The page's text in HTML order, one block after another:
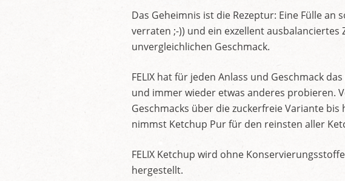
Das Geheimnis ist die Rezeptur: Eine Fülle
verraten ;-)) und ein exzellent ausbalanciertes
unvergleichlichen Geschmack.
FELIX hat für jeden Anlass und Geschmack
und immer wieder etwas anderes probieren.
Geschmacks über die zuckerfreie Variante
nimmst Ketchup Pur für den reinsten aller
FELIX Ketchup wird ohne
hergestellt.